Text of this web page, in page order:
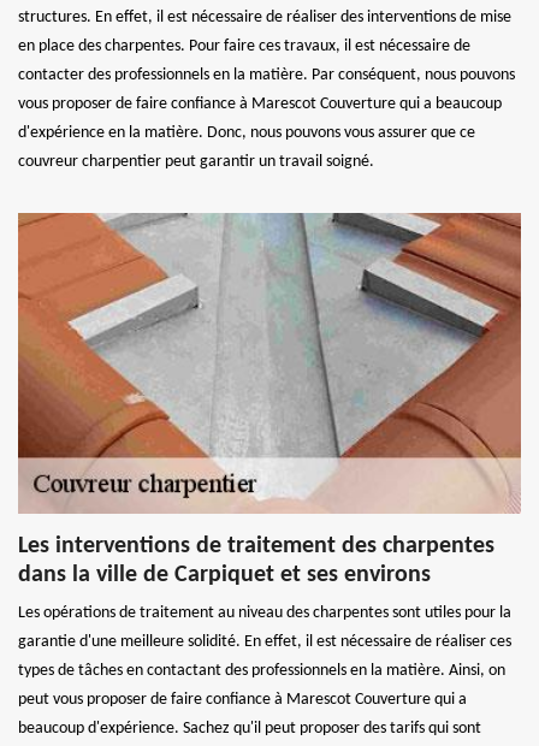
structures. En effet, il est nécessaire de réaliser des interventions de mise
en place des charpentes. Pour faire ces travaux, il est nécessaire de
contacter des professionnels en la matière. Par conséquent, nous pouvons
vous proposer de faire confiance à Marescot Couverture qui a beaucoup
d'expérience en la matière. Donc, nous pouvons vous assurer que ce
couvreur charpentier peut garantir un travail soigné.
Les interventions de traitement des charpentes
dans la ville de Carpiquet et ses environs
Les opérations de traitement au niveau des charpentes sont utiles pour la
garantie d'une meilleure solidité. En effet, il est nécessaire de réaliser ces
types de tâches en contactant des professionnels en la matière. Ainsi, on
peut vous proposer de faire confiance à Marescot Couverture qui a
beaucoup d'expérience. Sachez qu'il peut proposer des tarifs qui sont